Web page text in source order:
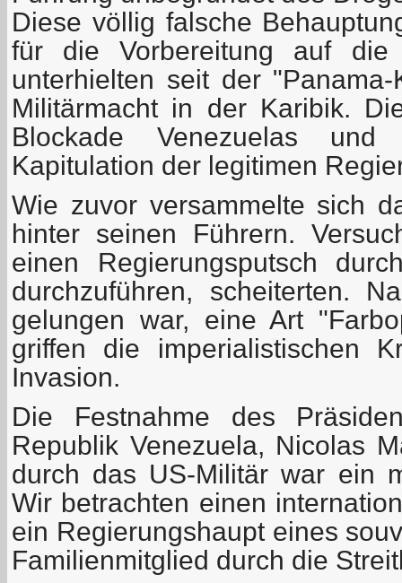
Diese völlig falsche
für die Vorbereitung auf die
unterhielten seit der
Militärmacht in der Karibik.
Blockade Venezuelas
Kapitulation der legitimen
Wie zuvor versammelte sich
hinter seinen Führern.
einen Regierungsputsch
durchzuführen, scheiterten.
gelungen war, eine Art
griffen die imperialistischen
Invasion.
Die Festnahme des
Republik Venezuela, Nicolas
durch das US-Militär war ein
Wir betrachten einen
ein Regierungshaupt eines
Familienmitglied durch die